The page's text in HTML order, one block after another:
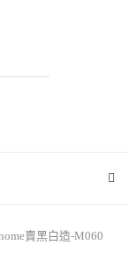
賣黑白造-M060